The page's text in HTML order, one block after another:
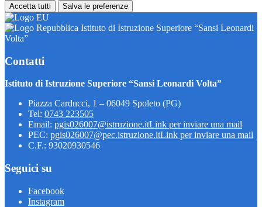
Accetta tutti Salva le preferenze
Istituto di Istruzione Superiore “Sansi Leonardi
Volta”
Contatti
Istituto di Istruzione Superiore “Sansi Leonardi Volta”
Piazza Carducci, 1 – 06049 Spoleto (PG)
Tel: 0743 223505
Email: pgis026007@istruzione.itLink per inviare una mail
PEC: pgis026007@pec.istruzione.itLink per inviare una mail
C.F.: 93020930546
Seguici su
Facebook
Instagram